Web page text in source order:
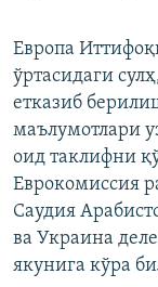
Европа
ўртасидаги
етказиб
маълумотлари
оид таклифни
Еврокомиссия
Саудия
ва Украина
якунига кўра